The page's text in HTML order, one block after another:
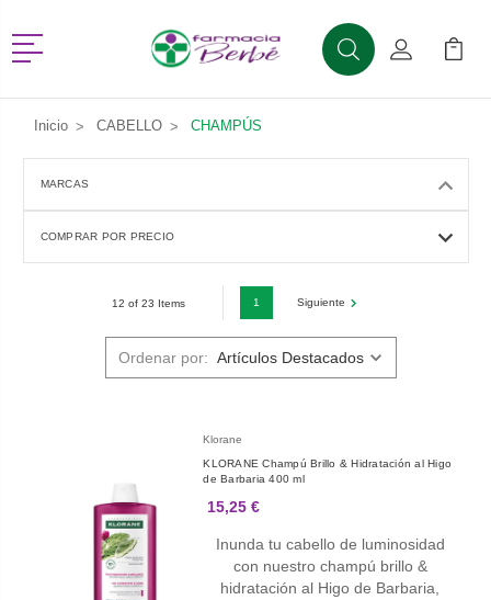
Menú
BuscarMi Cuenta
Mi
Inicio CABELLO CHAMPÚS
MARCAS
COMPRAR POR PRECIO
12 of 23 Items 1 Siguiente
Ordenar por:
Klorane
KLORANE Champú Brillo & Hidratación al Higo
de Barbaria 400 ml
15,25 €
Inunda tu cabello de luminosidad
con nuestro champú brillo &
hidratación al Higo de Barbaria,